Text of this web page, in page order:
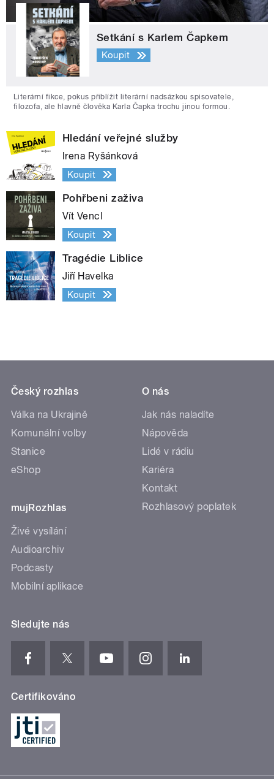
Setkání s Karlem Čapkem
Koupit
Literární fikce, pokus přiblížit literární nadsázkou spisovatele,
filozofa, ale hlavně člověka Karla Čapka trochu jinou formou.
Hledání veřejné služby
Irena Ryšánková
Koupit
Pohřbeni zaživa
Vít Vencl
Koupit
Tragédie Liblice
Jiří Havelka
Koupit
Český rozhlas
Válka na Ukrajině
Komunální volby
Stanice
eShop
mujRozhlas
Živé vysílání
Audioarchiv
Podcasty
Mobilní aplikace
O nás
Jak nás naladíte
Nápověda
Lidé v rádiu
Kariéra
Kontakt
Rozhlasový poplatek
Sledujte nás
Certifikováno